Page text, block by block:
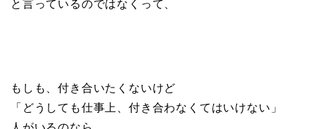
と言っているのではなくって、
もしも、付き合いたくないけど
「どうしても仕事上、付き合わなくてはいけない」